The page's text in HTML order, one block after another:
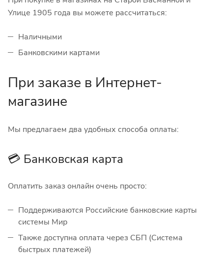
Улице 1905 года вы можете рассчитаться:
Наличными
Банковскими картами
При заказе в Интернет-
магазине
Мы предлагаем два удобных способа оплаты:
💳 Банковская карта
Оплатить заказ онлайн очень просто:
Поддерживаются Российские банковские карты
системы Мир
Также доступна оплата через СБП (Система
быстрых платежей)